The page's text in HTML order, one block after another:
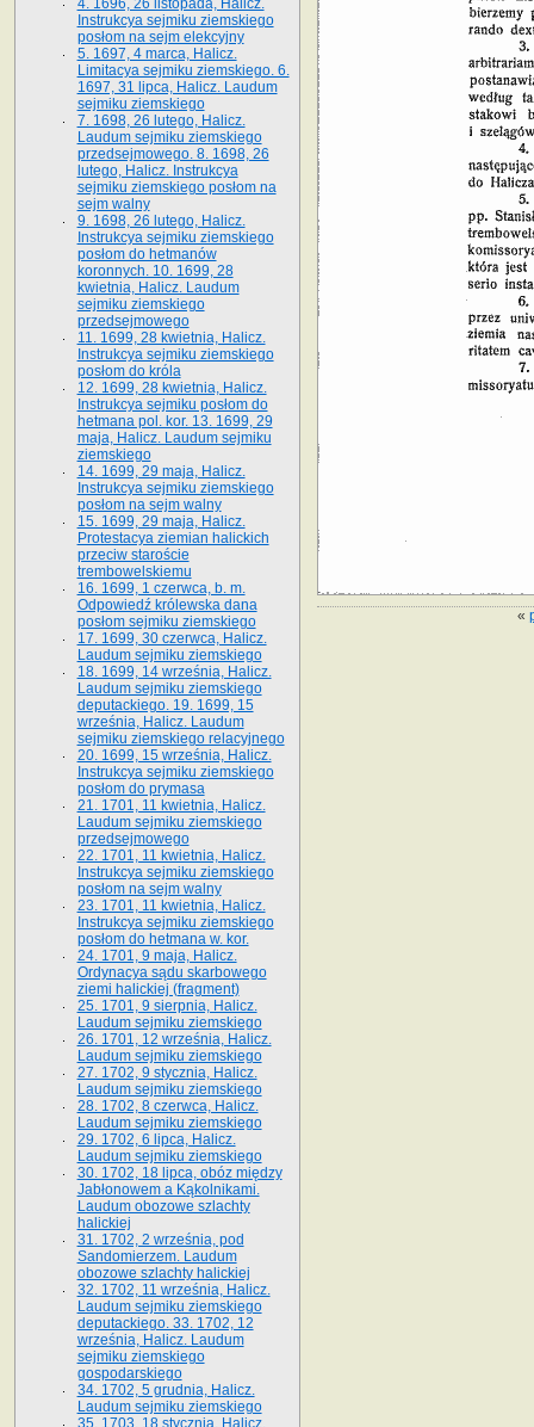
«
4. 1696, 26 listopada, Halicz.
Instrukcya sejmiku ziemskiego
posłom na sejm elekcyjny
5. 1697, 4 marca, Halicz.
Limitacya sejmiku ziemskiego. 6.
1697, 31 lipca, Halicz. Laudum
sejmiku ziemskiego
7. 1698, 26 lutego, Halicz.
Laudum sejmiku ziemskiego
przedsejmowego. 8. 1698, 26
lutego, Halicz. Instrukcya
sejmiku ziemskiego posłom na
sejm walny
9. 1698, 26 lutego, Halicz.
Instrukcya sejmiku ziemskiego
posłom do hetmanów
koronnych. 10. 1699, 28
kwietnia, Halicz. Laudum
sejmiku ziemskiego
przedsejmowego
11. 1699, 28 kwietnia, Halicz.
Instrukcya sejmiku ziemskiego
posłom do króla
12. 1699, 28 kwietnia, Halicz.
Instrukcya sejmiku posłom do
hetmana pol. kor. 13. 1699, 29
maja, Halicz. Laudum sejmiku
ziemskiego
14. 1699, 29 maja, Halicz.
Instrukcya sejmiku ziemskiego
posłom na sejm walny
15. 1699, 29 maja, Halicz.
Protestacya ziemian halickich
przeciw staroście
trembowelskiemu
16. 1699, 1 czerwca, b. m.
Odpowiedź królewska dana
posłom sejmiku ziemskiego
17. 1699, 30 czerwca, Halicz.
Laudum sejmiku ziemskiego
18. 1699, 14 września, Halicz.
Laudum sejmiku ziemskiego
deputackiego. 19. 1699, 15
września, Halicz. Laudum
sejmiku ziemskiego relacyjnego
20. 1699, 15 września, Halicz.
Instrukcya sejmiku ziemskiego
posłom do prymasa
21. 1701, 11 kwietnia, Halicz.
Laudum sejmiku ziemskiego
przedsejmowego
22. 1701, 11 kwietnia, Halicz.
Instrukcya sejmiku ziemskiego
posłom na sejm walny
23. 1701, 11 kwietnia, Halicz.
Instrukcya sejmiku ziemskiego
posłom do hetmana w. kor.
24. 1701, 9 maja, Halicz.
Ordynacya sądu skarbowego
ziemi halickiej (fragment)
25. 1701, 9 sierpnia, Halicz.
Laudum sejmiku ziemskiego
26. 1701, 12 września, Halicz.
Laudum sejmiku ziemskiego
27. 1702, 9 stycznia, Halicz.
Laudum sejmiku ziemskiego
28. 1702, 8 czerwca, Halicz.
Laudum sejmiku ziemskiego
29. 1702, 6 lipca, Halicz.
Laudum sejmiku ziemskiego
30. 1702, 18 lipca, obóz między
Jabłonowem a Kąkolnikami.
Laudum obozowe szlachty
halickiej
31. 1702, 2 września, pod
Sandomierzem. Laudum
obozowe szlachty halickiej
32. 1702, 11 września, Halicz.
Laudum sejmiku ziemskiego
deputackiego. 33. 1702, 12
września, Halicz. Laudum
sejmiku ziemskiego
gospodarskiego
34. 1702, 5 grudnia, Halicz.
Laudum sejmiku ziemskiego
35. 1703, 18 stycznia, Halicz.